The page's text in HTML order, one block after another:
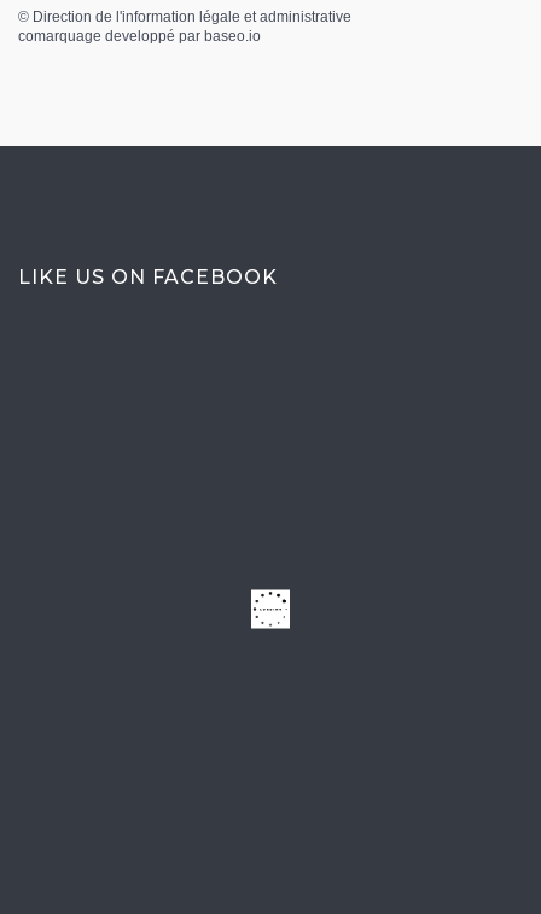
© Direction de l'information légale et administrative
comarquage developpé par baseo.io
LIKE US ON FACEBOOK